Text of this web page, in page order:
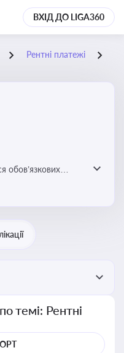
ВХІД ДО LIGA360
Рентні платежі
обов’язкових
за користування
водою, лісами
темі: Рентні